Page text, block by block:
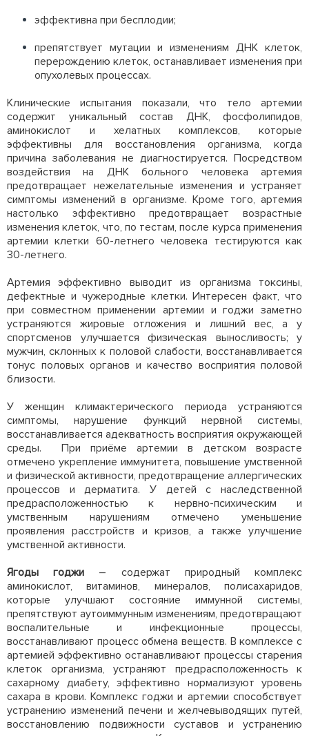
эффективна при бесплодии;
препятствует мутации и изменениям ДНК клеток,
перерождению клеток, останавливает изменения при
опухолевых процессах.
Клинические испытания показали, что тело артемии
содержит уникальный состав ДНК, фосфолипидов,
аминокислот и хелатных комплексов, которые
эффективны для восстановления организма, когда
причина заболевания не диагностируется. Посредством
воздействия на ДНК больного человека артемия
предотвращает нежелательные изменения и устраняет
симптомы изменений в организме. Кроме того, артемия
настолько эффективно предотвращает возрастные
изменения клеток, что, по тестам, после курса применения
артемии клетки 60-летнего человека тестируются как
30-летнего.
Артемия эффективно выводит из организма токсины,
дефектные и чужеродные клетки. Интересен факт, что
при совместном применении артемии игоджизаметно
устраняются жировые отложения и лишний вес, а у
спортсменов улучшается физическая выносливость; у
мужчин, склонных к половой слабости, восстанавливается
тонус половых органов и качество восприятия половой
близости.
У женщин климактерического периода устраняются
симптомы, нарушение функций нервной системы,
восстанавливается адекватность восприятия окружающей
среды. При приёме артемии в детском возрасте
отмечено укрепление иммунитета, повышение умственной
и физической активности, предотвращение аллергических
процессов и дерматита. У детей с наследственной
предрасположенностью к нервно-психическим и
умственным нарушениям отмечено уменьшение
проявления расстройств и кризов, а также улучшение
умственной активности.
Ягоды годжи – содержат природный комплекс
аминокислот, витаминов, минералов, полисахаридов,
которые улучшают состояние иммунной системы,
препятствуют аутоиммунным изменениям, предотвращают
воспалительные и инфекционные процессы,
восстанавливают процесс обмена веществ. В комплексе с
артемией эффективно останавливают процессы старения
клеток организма, устраняют предрасположенность к
сахарному диабету, эффективно нормализуют уровень
сахара в крови. Комплекс годжи и артемии способствует
устранению изменений печени и желчевыводящих путей,
восстановлению подвижности суставов и устранению